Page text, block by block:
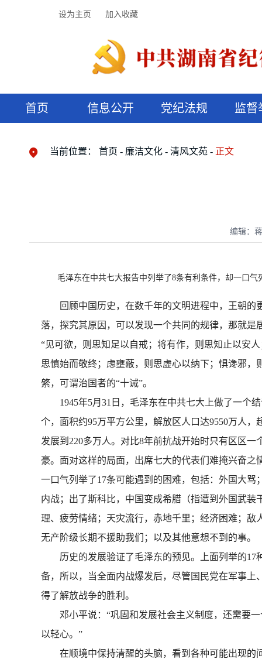
设为主页 加入收藏
首页 信息公开 党纪法规 监督
当前位置： 首页 廉洁文化 清风文苑 正文
编辑：
毛泽东在中共七大报告中列举了8条有利条件，却一口气
回顾中国历史，在数千年的文明进程中，王朝的
落，探究其原因，可以发现一个共同的规律，那就
“见可欲，则思知足以自戒；将有作，则思知止以安
思慎始而敬终；虑壅蔽，则思虚心以纳下；惧谗邪
綮，可谓治国者的“十诫”。
1945年5月31日，毛泽东在中共七大上做了一个结
个，面积约95万平方公里，解放区人口达9550万人
发展到220多万人。对比8年前抗战开始时只有区区
豪。面对这样的局面，出席七大的代表们难掩兴奋
一口气列举了17条可能遇到的困难，包括：外国大
内战；出了斯科比，中国变成希腊（指遭到外国武
理、疲劳情绪；天灾流行，赤地千里；经济困难；
无产阶级长期不援助我们；以及其他意想不到的
历史的发展验证了毛泽东的预见。上面列举的17
备，所以，当全面内战爆发后，尽管国民党在军事
得了解放战争的胜利。
邓小平说：“巩固和发展社会主义制度，还需要一
以轻心。”
在顺境中保持清醒的头脑，看到各种可能出现的